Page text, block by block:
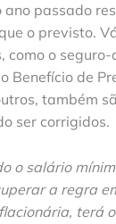
ano passado
o previsto.
como o seguro-
Benefício de
também
ser corrigidos.
o salário
a regra
terá